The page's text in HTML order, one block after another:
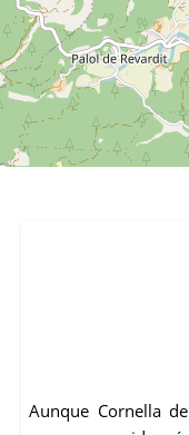
Aunque Cornella